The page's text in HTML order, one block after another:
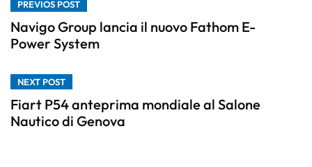
PREVIOS POST
Navigo Group lancia il nuovo Fathom E-
Power System
NEXT POST
Fiart P54 anteprima mondiale al Salone
Nautico di Genova